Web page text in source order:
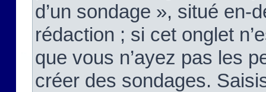
d’un sondage », situé en-
rédaction ; si cet onglet
que vous n’ayez pas les
créer des sondages.